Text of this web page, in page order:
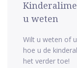
u weten
Wilt u weten of
hoe u de
het verder toe!